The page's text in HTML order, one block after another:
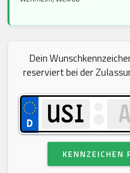
Dein
reserviert bei der
KENNZEICHEN